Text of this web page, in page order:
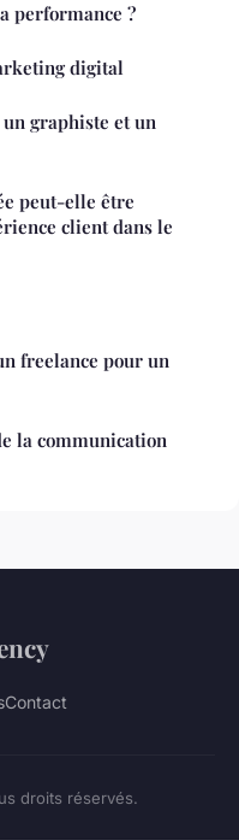
performance ?
digital
graphiste et un
peut-elle être
client dans le
freelance pour un
la communication
Contact
droits réservés.